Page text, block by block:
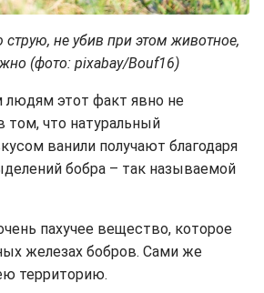
не убив при этом животное,
(фото: pixabay/Bouf16)
людям этот факт явно не
том, что натуральный
ванили получают благодаря
бобра – так называемой
пахучее вещество, которое
железах бобров. Сами же
территорию.